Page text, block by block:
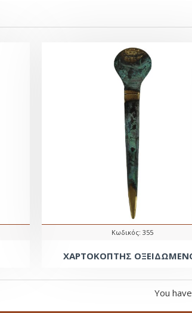
Κωδικός: 355
ΧΑΡΤΟΚΟΠΤΗΣ
You